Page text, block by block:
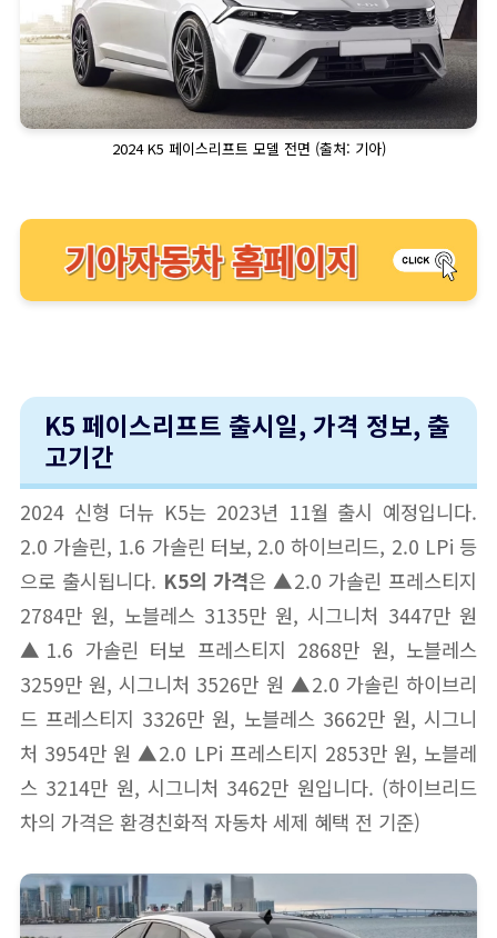
2024 K5 페이스리프트 모델 전면 (출처: 기아)
K5 페이스리프트 출시일, 가격 정보, 출
고기간
2024 신형 더뉴 K5는 2023년 11월 출시 예정입니다.
2.0 가솔린, 1.6 가솔린 터보, 2.0 하이브리드, 2.0 LPi 등
으로 출시됩니다. K5의 가격은 ▲2.0 가솔린 프레스티지
2784만 원, 노블레스 3135만 원, 시그니처 3447만 원
▲1.6 가솔린 터보 프레스티지 2868만 원, 노블레스
3259만 원, 시그니처 3526만 원 ▲2.0 가솔린 하이브리
드 프레스티지 3326만 원, 노블레스 3662만 원, 시그니
처 3954만 원 ▲2.0 LPi 프레스티지 2853만 원, 노블레
스 3214만 원, 시그니처 3462만 원입니다. (하이브리드
차의 가격은 환경친화적 자동차 세제 혜택 전 기준)